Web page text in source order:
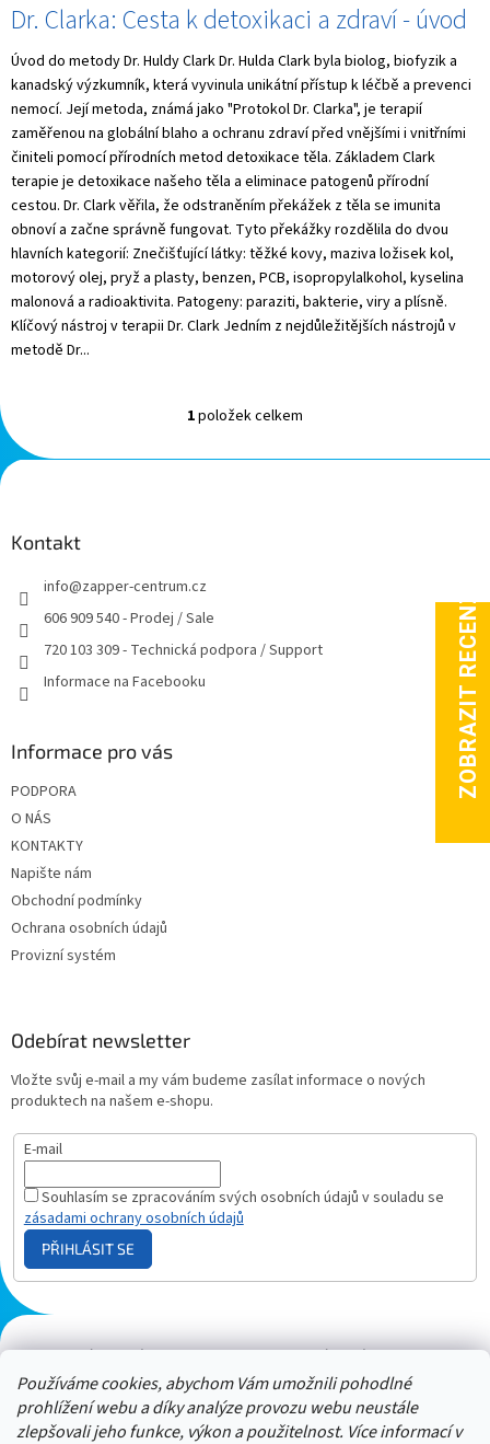
Používáme cookies, abychom Vám umožnili pohodlné
prohlížení webu a díky analýze provozu webu neustále
zlepšovali jeho funkce, výkon a použitelnost. Více informací v
V
p
i
s
č
l
á
n
k
ů
Dr. Clarka: Cesta k detoxikaci a zdraví - úvod
Úvod do metody Dr. Huldy Clark Dr. Hulda Clark byla biolog, biofyzik a
kanadský výzkumník, která vyvinula unikátní přístup k léčbě a prevenci
nemocí. Její metoda, známá jako "Protokol Dr. Clarka", je terapií
zaměřenou na globální blaho a ochranu zdraví před vnějšími i vnitřními
činiteli pomocí přírodních metod detoxikace těla. Základem Clark
terapie je detoxikace našeho těla a eliminace patogenů přírodní
cestou. Dr. Clark věřila, že odstraněním překážek z těla se imunita
obnoví a začne správně fungovat. Tyto překážky rozdělila do dvou
hlavních kategorií: Znečišťující látky: těžké kovy, maziva ložisek kol,
motorový olej, pryž a plasty, benzen, PCB, isopropylalkohol, kyselina
malonová a radioaktivita. Patogeny: paraziti, bakterie, viry a plísně.
Klíčový nástroj v terapii Dr. Clark Jedním z nejdůležitějších nástrojů v
metodě Dr...
O
l
k
1položek celkem
Z
á
Kontakt
info@zapper-centrum.cz
606 909 540 - Prodej / Sale
720 103 309 - Technická podpora / Support
Informace na Facebooku
Informace pro vás
PODPORA
O NÁS
KONTAKTY
Napište nám
Obchodní podmínky
Ochrana osobních údajů
Provizní systém
Odebírat newsletter
Vložte svůj e-mail a my vám budeme zasílat informace o nových
produktech na našem e-shopu.
E-mail
Souhlasím se zpracováním svých osobních údajů v souladu se
zásadami ochrany osobních údajů
PŘIHLÁSIT SE
Plazmový generátor.cz Heureka - hodnocení Solárne panely.sk
Parasite zapper